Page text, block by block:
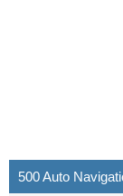
500 Auto